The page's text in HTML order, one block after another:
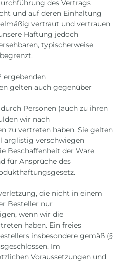
des Vertrags
und auf deren Einhaltung
vertraut und vertrauen
Haftung jedoch
typischerweise
ergebenden
gelten auch gegenüber
Personen (auch zu ihren
wir nach
zu vertreten haben. Sie gelten
arglistig verschwiegen
Beschaffenheit der Ware
für Ansprüche des
die nicht in einem
Besteller nur
wenn wir die
haben. Ein freies
insbesondere gemäß (§
Im
Voraussetzungen und